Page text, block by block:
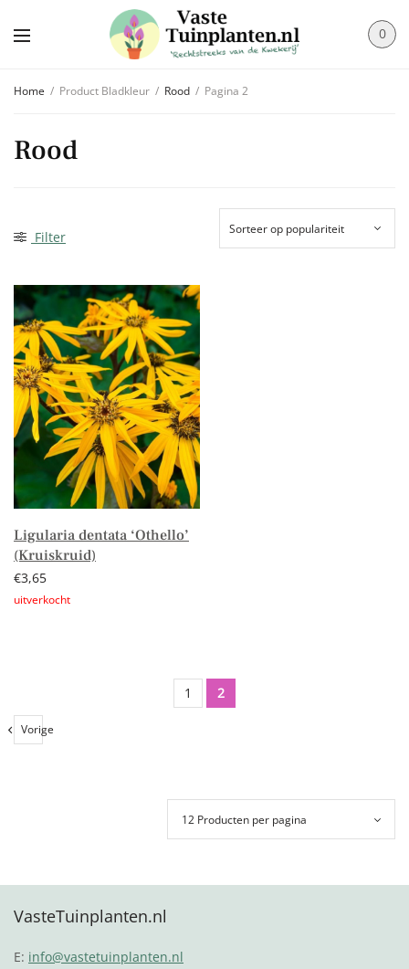
0
Home / Product Bladkleur / Rood / Pagina 2
Rood
Filter
Ligularia dentata ‘Othello’
(Kruiskruid)
€3,65
Vorige
1 2
VasteTuinplanten.nl
E: info@vastetuinplanten.nl